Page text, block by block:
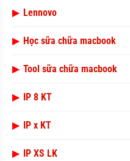
▶ Lennovo
▶ Học sữa chữa macbook
▶ Tool sữa chữa macbook
▶ IP 8 KT
▶ IP x KT
▶ IP XS LK